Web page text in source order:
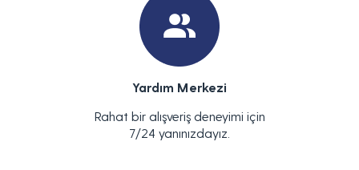
Yardım Merkezi
Rahat bir alışveriş deneyimi için
7/24 yanınızdayız.